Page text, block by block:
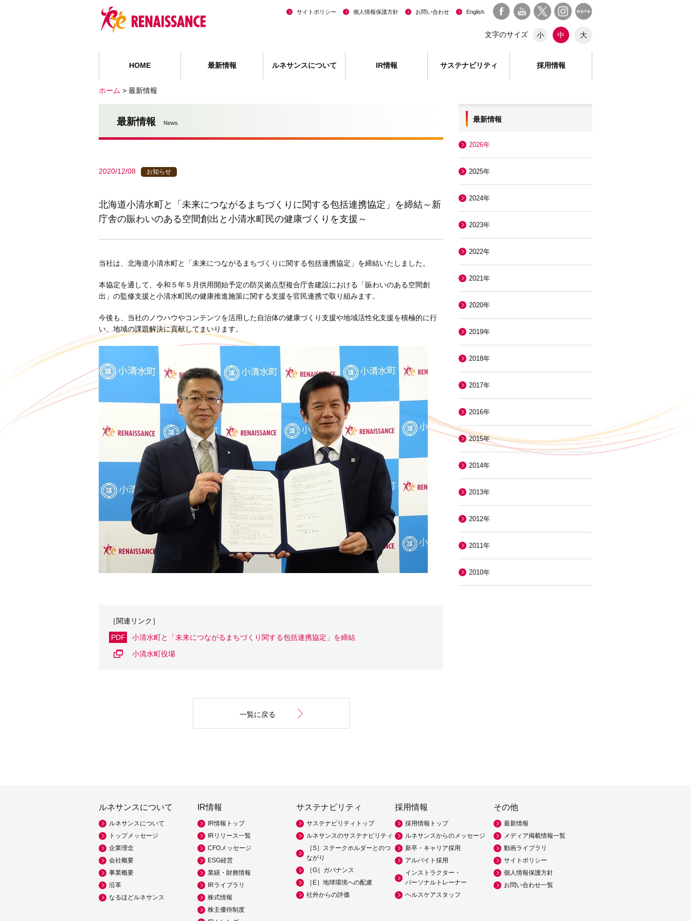
HOME 最新情報 ルネサンスについて IR情報 サステナビリティ 採用情報
サイトポリシー 個人情報保護方針 お問い合わせ English
文字のサイズ 小 中 大
ホーム > 最新情報
最新情報 News
2020/12/08 お知らせ
北海道小清水町と「未来につながるまちづくりに関する包括連携協定」を締結～新
庁舎の賑わいのある空間創出と小清水町民の健康づくりを支援～
当社は、北海道小清水町と「未来につながるまちづくりに関する包括連携協定」を締結いたしました。
本協定を通して、令和５年５月供用開始予定の防災拠点型複合庁舎建設における「賑わいのある空間創
出」の監修支援と小清水町民の健康推進施策に関する支援を官民連携で取り組みます。
今後も、当社のノウハウやコンテンツを活用した自治体の健康づくり支援や地域活性化支援を積極的に行
い、地域の課題解決に貢献してまいります。
［関連リンク］
PDF
小清水町と「未来につながるまちづくり関する包括連携協定」を締結
小清水町役場
一覧に戻る
最新情報
2026年
2025年
2024年
2023年
2022年
2021年
2020年
2019年
2018年
2017年
2016年
2015年
2014年
2013年
2012年
2011年
2010年
ルネサンスについて
ルネサンスについて
トップメッセージ
企業理念
会社概要
事業概要
沿革
なるほどルネサンス
IR情報
IR情報トップ
IRリリース一覧
CFOメッセージ
ESG経営
業績・財務情報
IRライブラリ
株式情報
株主優待制度
サステナビリティ
サステナビリティトップ
ルネサンスのサステナビリティ
［S］ステークホルダーとのつ
ながり
［G］ガバナンス
［E］地球環境への配慮
社外からの評価
採用情報
採用情報トップ
ルネサンスからのメッセージ
新卒・キャリア採用
アルバイト採用
インストラクター・
パーソナルトレーナー
ヘルスケアスタッフ
その他
最新情報
メディア掲載情報一覧
動画ライブラリ
サイトポリシー
個人情報保護方針
お問い合わせ一覧